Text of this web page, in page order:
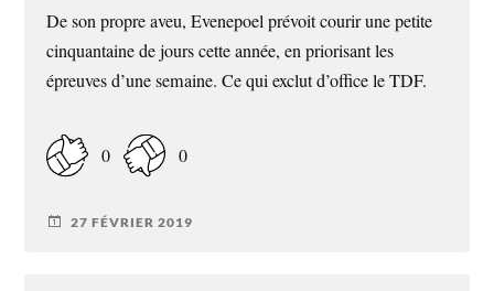
De son propre aveu, Evenepoel prévoit courir une petite
cinquantaine de jours cette année, en priorisant les
épreuves d’une semaine. Ce qui exclut d’office le TDF.
0 0
27 FÉVRIER 2019